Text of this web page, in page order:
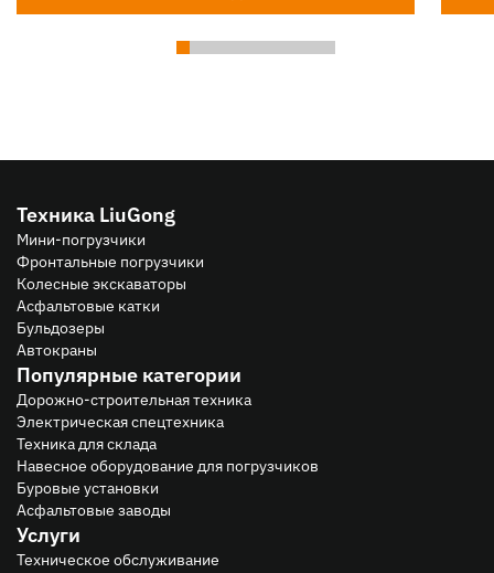
Техника LiuGong
Мини-погрузчики
Фронтальные погрузчики
Колесные экскаваторы
Асфальтовые катки
Бульдозеры
Автокраны
Популярные категории
Дорожно-строительная техника
Электрическая спецтехника
Техника для склада
Навесное оборудование для погрузчиков
Буровые установки
Асфальтовые заводы
Услуги
Техническое обслуживание